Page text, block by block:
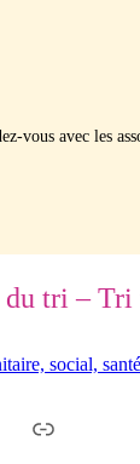
vous avec les
du tri –
social, santé
Link